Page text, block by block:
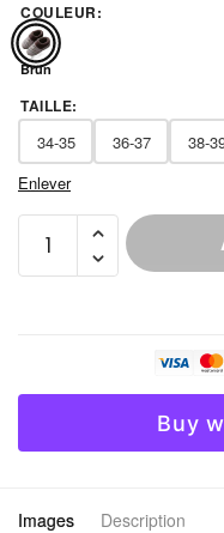
COULEUR:
Brun
TAILLE:
34-35 36-37 38-
Enlever
Chausson
Douillet
Buy
Images Description